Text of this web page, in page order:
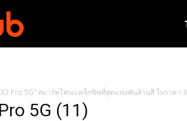
X3 Pro 5G” สมาร์ทโฟนแฟล็กชิพที่สุดแห่งพันล้านสี ในราคา
5G (11)